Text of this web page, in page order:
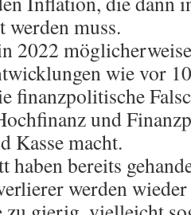
muss.
2022
wie vor
finanzpolitische
und
Kasse macht.
haben bereits
werden